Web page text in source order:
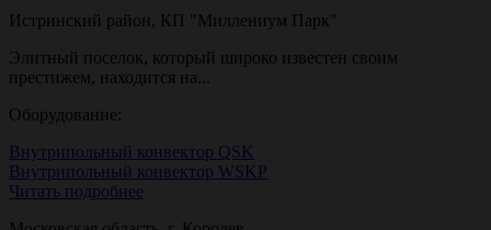
Истринский район, КП "Миллениум Парк"
Элитный поселок, который широко известен своим
престижем, находится на...
Оборудование:
Внутрипольный конвектор QSK
Внутрипольный конвектор WSKP
Читать подробнее